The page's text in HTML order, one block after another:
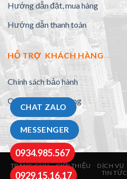
Hướng dẫn đặt, mua hàng
Hướng dẫn thanh toán
HỖ TRỢ KHÁCH HÀNG
Chính sách bảo hành
Quy định đổi trả hàng
TRANG CHỦ GIỚI THIỆU DỊCH VỤ
TIN TỨC
CHAT ZALO
MESSENGER
0929.15.16.17
0934.985.567